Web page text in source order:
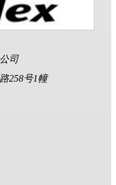
司
258号1幢